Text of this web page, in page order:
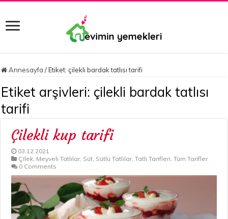
Annesayfa / Etiket: çilekli bardak tatlısı tarifi
Etiket arşivleri: çilekli bardak tatlısı
tarifi
Çilekli kup tarifi
03.12.2021
Çilek, Meyveli Tatlılar, Süt, Sütlü Tatlılar,Tatlı Tarifleri,Tüm Tarifler
0 Comments